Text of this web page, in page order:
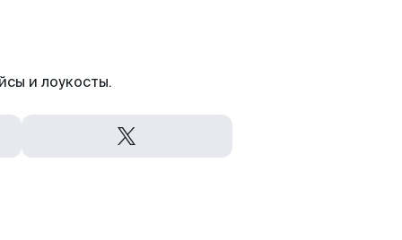
и лоукосты.